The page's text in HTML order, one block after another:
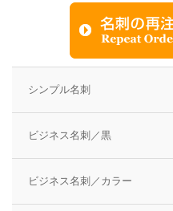
シンプル名刺
ビジネス名刺／黒
ビジネス名刺／カラー